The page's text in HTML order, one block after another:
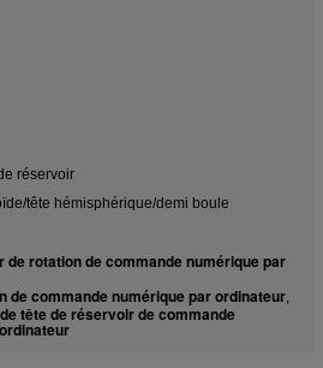
réservoir
tête hémisphérique/demi boule
de rotation de commande numérique par
de commande numérique par ordinateur,
tête de réservoir de commande